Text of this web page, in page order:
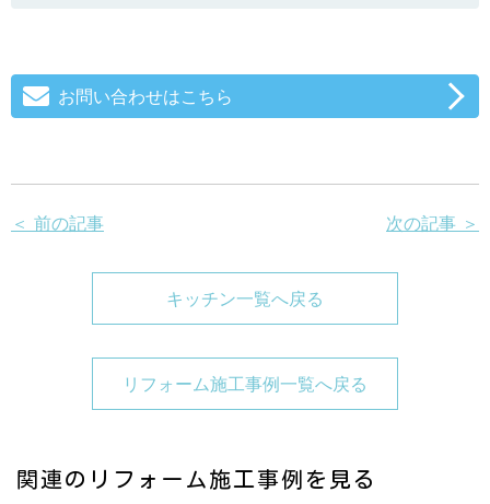
お問い合わせはこちら
＜ 前の記事 次の記事 ＞
キッチン一覧へ戻る
リフォーム施工事例一覧へ戻る
関連のリフォーム施工事例を見る